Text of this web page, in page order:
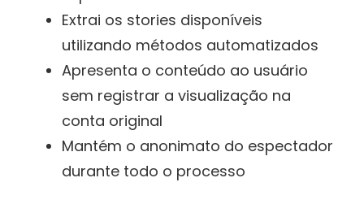
Extrai os stories disponíveis
utilizando métodos automatizados
Apresenta o conteúdo ao usuário
sem registrar a visualização na
conta original
Mantém o anonimato do espectador
durante todo o processo